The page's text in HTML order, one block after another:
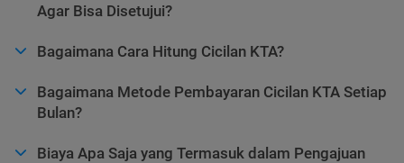
Agar Bisa Disetujui?
Bagaimana Cara Hitung Cicilan KTA?
Bagaimana Metode Pembayaran Cicilan KTA Setiap
Bulan?
Biaya Apa Saja yang Termasuk dalam Pengajuan